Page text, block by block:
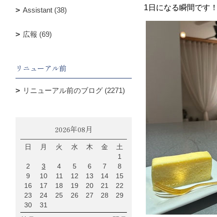
1日になる瞬間です
Assistant (38)
広報 (69)
リニューアル前
リニューアル前のブログ (2271)
2026年08月
日 月 火 水 木 金
土
1
2
3 4 5 6 7
8
9
10 11 12 13 14
15
16
17 18 19 20 21
22
23
24 25 26 27 28
29
30
31